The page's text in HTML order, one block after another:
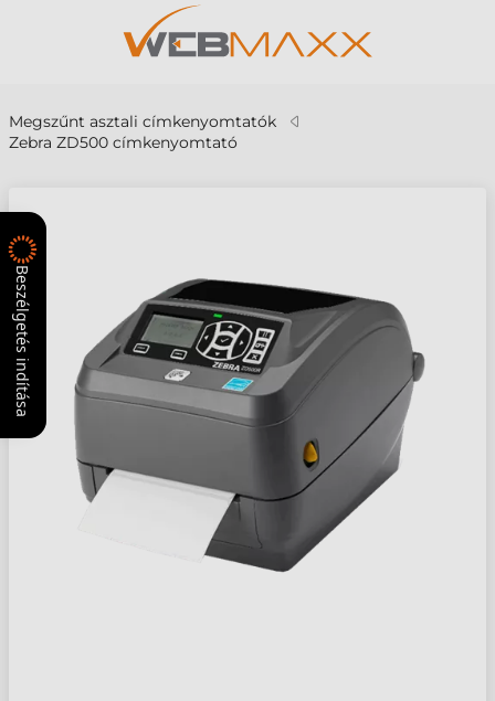
Megszűnt asztali címkenyomtatók
Zebra ZD500 címkenyomtató
Beszélgetés indítása